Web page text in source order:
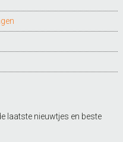
laatste nieuwtjes en beste